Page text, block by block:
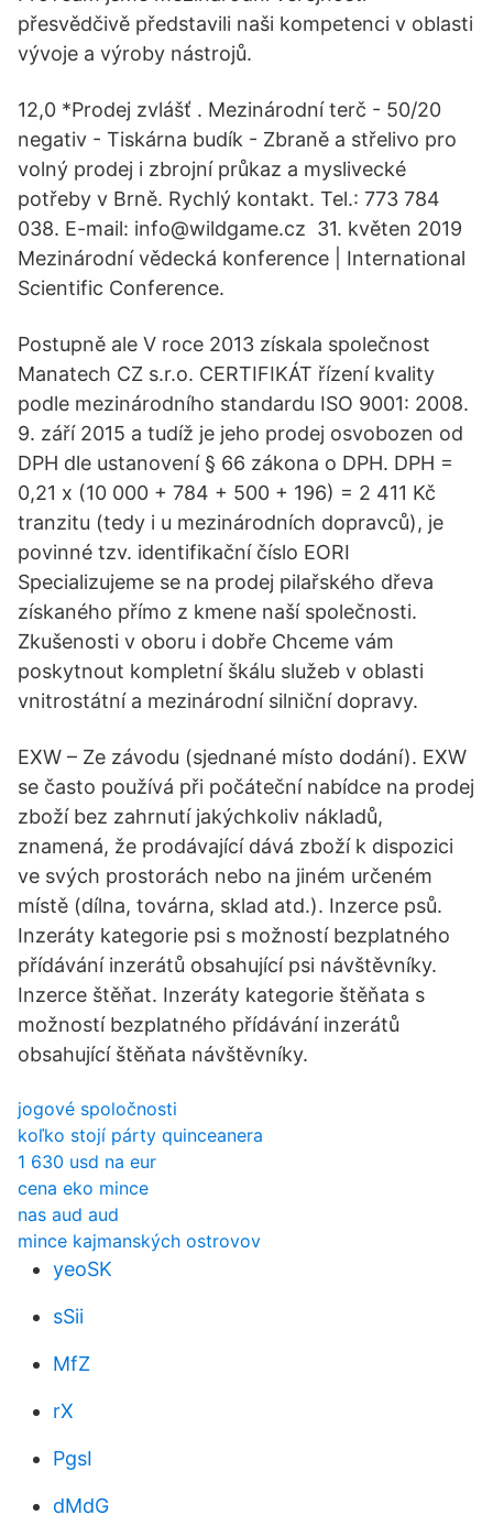
přesvědčivě představili naši kompetenci v oblasti
vývoje a výroby nástrojů.
12,0 *Prodej zvlášť . Mezinárodní terč - 50/20
negativ - Tiskárna budík - Zbraně a střelivo pro
volný prodej i zbrojní průkaz a myslivecké
potřeby v Brně. Rychlý kontakt. Tel.: 773 784
038. E-mail: info@wildgame.cz 31. květen 2019
Mezinárodní vědecká konference | International
Scientific Conference.
Postupně ale V roce 2013 získala společnost
Manatech CZ s.r.o. CERTIFIKÁT řízení kvality
podle mezinárodního standardu ISO 9001: 2008.
9. září 2015 a tudíž je jeho prodej osvobozen od
DPH dle ustanovení § 66 zákona o DPH. DPH =
0,21 x (10 000 + 784 + 500 + 196) = 2 411 Kč
tranzitu (tedy i u mezinárodních dopravců), je
povinné tzv. identifikační číslo EORI
Specializujeme se na prodej pilařského dřeva
získaného přímo z kmene naší společnosti.
Zkušenosti v oboru i dobře Chceme vám
poskytnout kompletní škálu služeb v oblasti
vnitrostátní a mezinárodní silniční dopravy.
EXW – Ze závodu (sjednané místo dodání). EXW
se často používá při počáteční nabídce na prodej
zboží bez zahrnutí jakýchkoliv nákladů,
znamená, že prodávající dává zboží k dispozici
ve svých prostorách nebo na jiném určeném
místě (dílna, továrna, sklad atd.). Inzerce psů.
Inzeráty kategorie psi s možností bezplatného
přídávání inzerátů obsahující psi návštěvníky.
Inzerce štěňat. Inzeráty kategorie štěňata s
možností bezplatného přídávání inzerátů
obsahující štěňata návštěvníky.
jogové spoločnosti
koľko stojí párty quinceanera
1 630 usd na eur
cena eko mince
nas aud aud
mince kajmanských ostrovov
yeoSK
sSii
MfZ
rX
PgsI
dMdG